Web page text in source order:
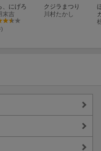
、にげろ
末吉
)
クジラまつり
川村たかし